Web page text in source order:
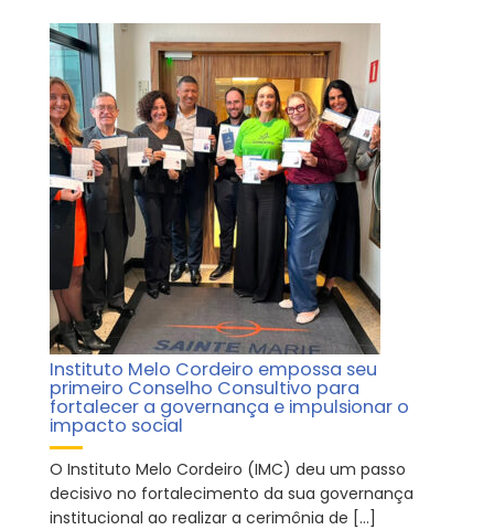
Instituto Melo Cordeiro empossa seu
primeiro Conselho Consultivo para
fortalecer a governança e impulsionar o
impacto social
O Instituto Melo Cordeiro (IMC) deu um passo
decisivo no fortalecimento da sua governança
institucional ao realizar a cerimônia de […]